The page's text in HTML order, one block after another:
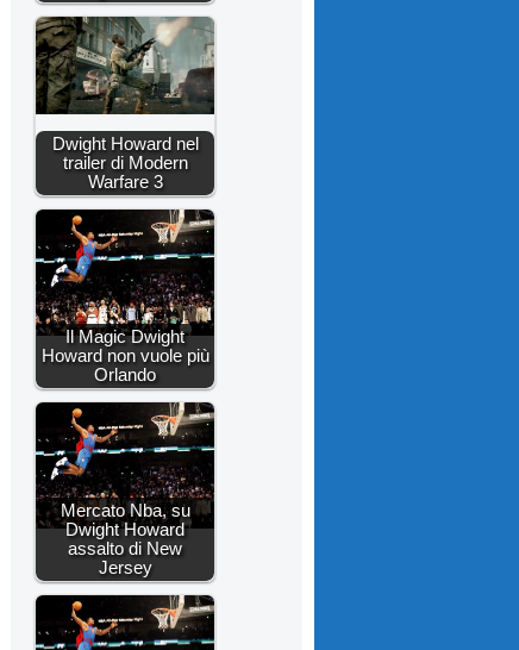
Dwight Howard nel
trailer di Modern
Warfare 3
Il Magic Dwight
Howard non vuole più
Orlando
Mercato Nba, su
Dwight Howard
assalto di New
Jersey